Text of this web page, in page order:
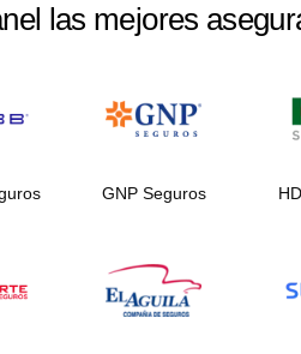
las mejores
GNP Seguros